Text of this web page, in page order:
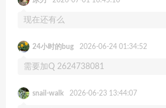
现在还有么
24小时的bug 2026-06-24 01:34:52
需要加Q 2624738081
snail-walk 2026-06-23 13:44:07